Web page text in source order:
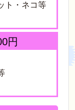
ト・ネコ等
円